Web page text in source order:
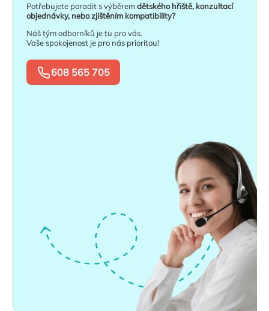
Potřebujete poradit s výběremdětského hřiště, konzultací
objednávky, nebo zjištěním kompatibility?
Náš tým odborníků je tu pro vás.
Vaše spokojenost je pro nás prioritou!
608 565 705